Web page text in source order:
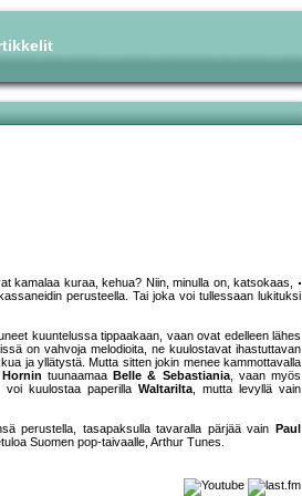
kamalaa kuraa, kehua? Niin, minulla on, katsokaas,
perusteella. Tai joka voi tullessaan lukituksi
kuuntelussa tippaakaan, vaan ovat edelleen lähes
on vahvoja melodioita, ne kuulostavat ihastuttavan
ja yllätystä. Mutta sitten jokin menee kammottavalla
tuunaamaa Belle & Sebastiania, vaan myös
voi kuulostaa paperilla Waltarilta, mutta levyllä vain
perustella, tasapaksulla tavaralla pärjää vain
Paul
Suomen pop-taivaalle, Arthur Tunes.